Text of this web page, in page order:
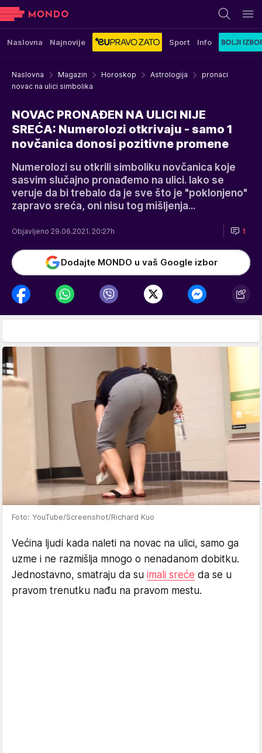
Naslovna Najnovije Sport Info
Naslovna Magazin Horoskop Astrologija
pronaci
novac na ulici simbolika
NOVAC PRONAĐEN NA ULICI NIJE
SREĆA: Numerolozi otkrivaju - samo 1
novčanica donosi pozitivne promene
Numerolozi su otkrili simboliku novčanica koje
sasvim slučajno pronađemo na ulici. Iako se
veruje da bi trebalo da je sve što je "poklonjeno"
zapravo sreća, oni nisu tog mišljenja...
Objavljeno 29.06.2021. 20:27h 1
Dodajte MONDO u vaš Google izbor
Foto: YouTube/Screenshot/Richard Kuo
Većina ljudi kada naleti na novac na ulici, samo ga
uzme i ne razmišlja mnogo o nenadanom dobitku.
Jednostavno, smatraju da su imali sreće da se u
pravom trenutku nađu na pravom mestu.